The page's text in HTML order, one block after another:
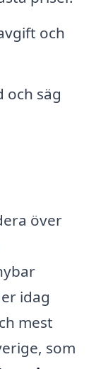
och
och säg
över
idag
mest
som